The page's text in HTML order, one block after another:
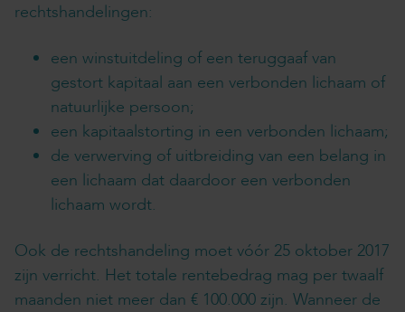
rechtshandelingen:
een winstuitdeling of een teruggaaf van
gestort kapitaal aan een verbonden lichaam of
natuurlijke persoon;
een kapitaalstorting in een verbonden lichaam;
de verwerving of uitbreiding van een belang in
een lichaam dat daardoor een verbonden
lichaam wordt.
Ook de rechtshandeling moet vóór 25 oktober 2017
zijn verricht. Het totale rentebedrag mag per twaalf
maanden niet meer dan € 100.000 zijn. Wanneer de